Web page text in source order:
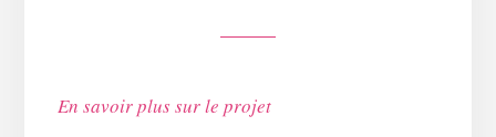
En savoir plus sur le projet